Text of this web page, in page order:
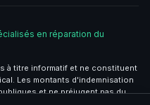
en réparation du
à titre informatif et ne constituent
Les montants d'indemnisation
et ne préjugent pas du